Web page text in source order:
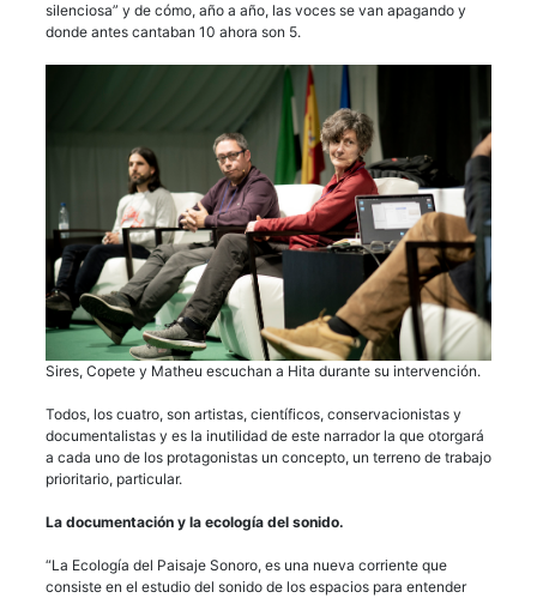
silenciosa” y de cómo, año a año, las voces se van apagando y
donde antes cantaban 10 ahora son 5.
Sires, Copete y Matheu escuchan a Hita durante su intervención.
Todos, los cuatro, son artistas, científicos, conservacionistas y
documentalistas y es la inutilidad de este narrador la que otorgará
a cada uno de los protagonistas un concepto, un terreno de trabajo
prioritario, particular.
La documentación y la ecología del sonido.
“La Ecología del Paisaje Sonoro, es una nueva corriente que
consiste en el estudio del sonido de los espacios para entender